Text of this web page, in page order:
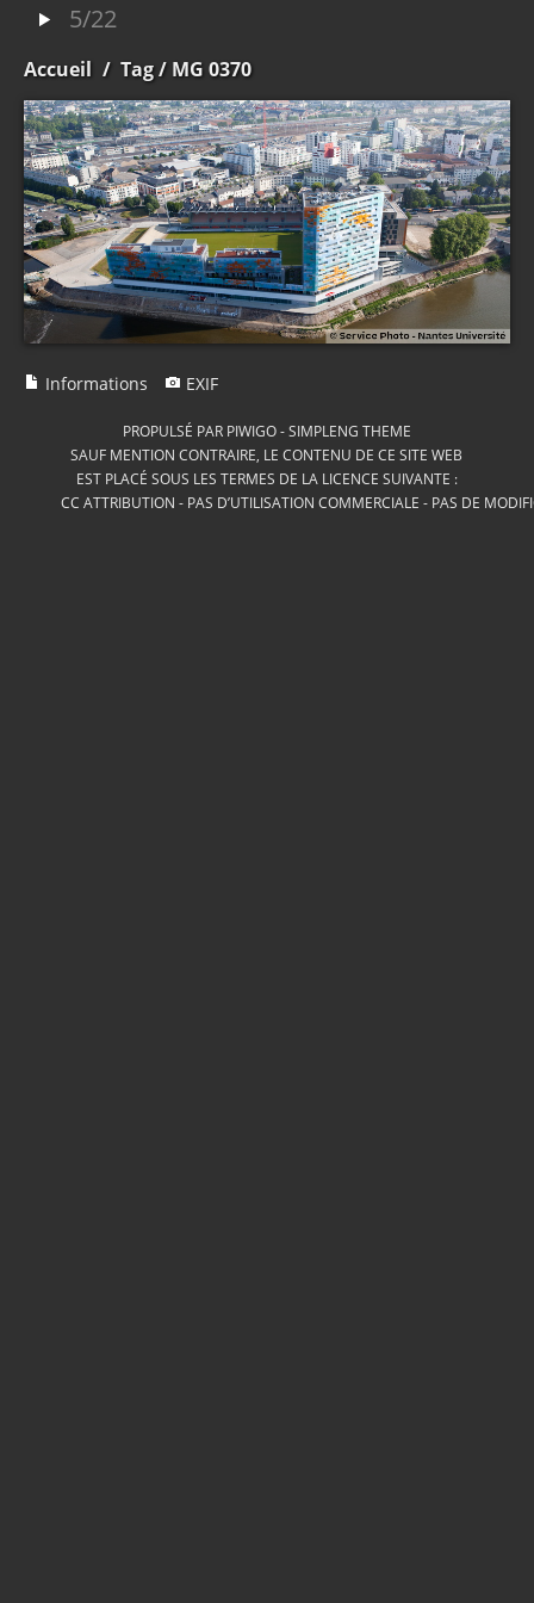
5/22
Accueil / Tag/ MG 0370
Informations EXIF
PROPULSÉ PAR PIWIGO-SIMPLENG THEME
SAUF MENTION CONTRAIRE, LE CONTENU DE CE SITE WEB
EST PLACÉ SOUS LES TERMES DE LA LICENCE SUIVANTE :
CC ATTRIBUTION - PAS D’UTILISATION COMMERCIALE - PAS DE